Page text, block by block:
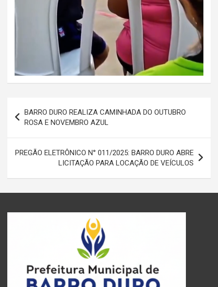
de
Post
BARRO DURO REALIZA CAMINHADA DO OUTUBRO
ROSA E NOVEMBRO AZUL
PREGÃO ELETRÔNICO N° 011/2025: BARRO DURO ABRE
LICITAÇÃO PARA LOCAÇÃO DE VEÍCULOS